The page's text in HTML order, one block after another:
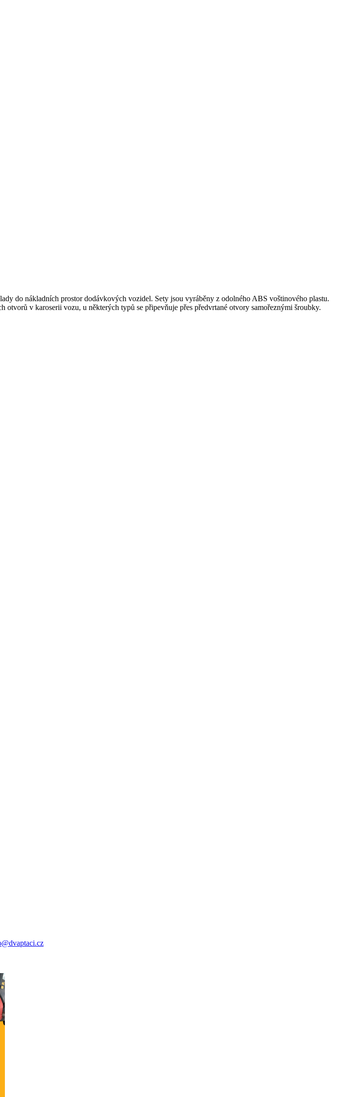
do nákladních prostor dodávkových vozidel. Sety jsou vyráběny z odolného ABS voštinového plastu.
v karoserii vozu, u některých typů se připevňuje přes předvrtané otvory samořeznými šroubky.